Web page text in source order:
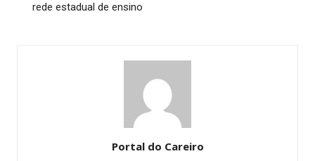
rede estadual de ensino
Portal do Careiro